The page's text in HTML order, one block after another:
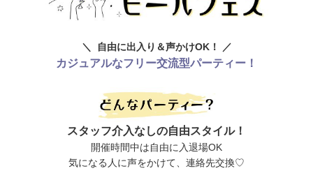
＼ 自由に出入り＆声かけOK！ ／
カジュアルなフリー交流型パーティー！
スタッフ介入なしの自由スタイル！
開催時間中は自由に入退場OK
気になる人に声をかけて、連絡先交換♡